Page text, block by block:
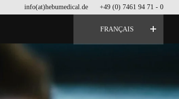
info(at)hebumedical.de +49 (0) 7461 94 71 - 0
FRANÇAIS